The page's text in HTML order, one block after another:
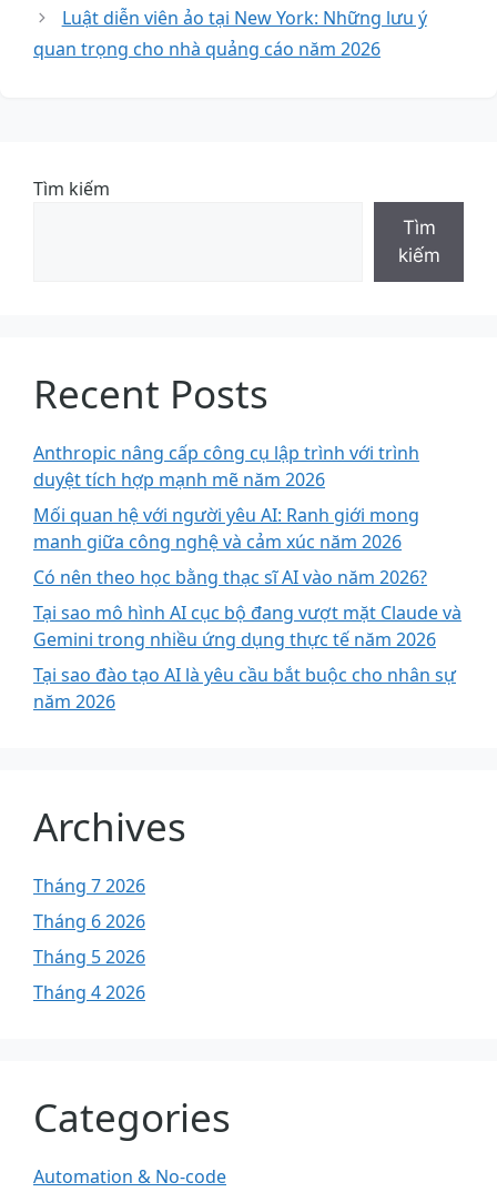
Luật diễn viên ảo tại New York: Những lưu ý
quan trọng cho nhà quảng cáo năm 2026
Tìm kiếm
Tìm
kiếm
Recent Posts
Anthropic nâng cấp công cụ lập trình với trình
duyệt tích hợp mạnh mẽ năm 2026
Mối quan hệ với người yêu AI: Ranh giới mong
manh giữa công nghệ và cảm xúc năm 2026
Có nên theo học bằng thạc sĩ AI vào năm 2026?
Tại sao mô hình AI cục bộ đang vượt mặt Claude và
Gemini trong nhiều ứng dụng thực tế năm 2026
Tại sao đào tạo AI là yêu cầu bắt buộc cho nhân sự
năm 2026
Archives
Tháng 7 2026
Tháng 6 2026
Tháng 5 2026
Tháng 4 2026
Categories
Automation & No-code